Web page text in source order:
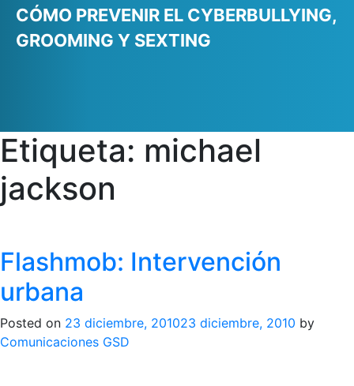
CÓMO PREVENIR EL CYBERBULLYING,
GROOMING Y SEXTING
Etiqueta: michael
jackson
Flashmob: Intervención
urbana
Posted on 23 diciembre, 201023 diciembre, 2010 by
Comunicaciones GSD